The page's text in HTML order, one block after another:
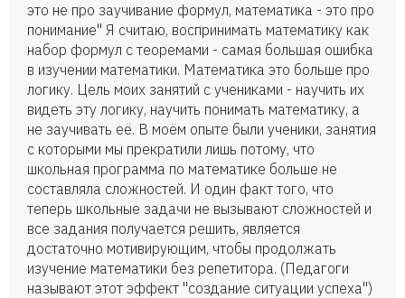
это не про заучивание формул, математика - это про
понимание" Я считаю, воспринимать математику как
набор формул с теоремами - самая большая ошибка
в изучении математики. Математика это больше про
логику. Цель моих занятий с учениками - научить их
видеть эту логику, научить понимать математику, а
не заучивать её. В моём опыте были ученики, занятия
с которыми мы прекратили лишь потому, что
школьная программа по математике больше не
составляла сложностей. И один факт того, что
теперь школьные задачи не вызывают сложностей и
все задания получается решить, является
достаточно мотивирующим, чтобы продолжать
изучение математики без репетитора. (Педагоги
называют этот эффект "создание ситуации успеха")